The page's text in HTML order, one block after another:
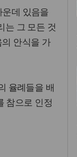
데 있음을
는 그 모든 것
안식을 가
율례들을 배
참으로 인정